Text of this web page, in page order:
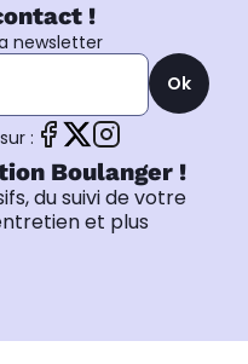
!
newsletter
Ok
:
Boulanger !
du suivi de votre
et plus